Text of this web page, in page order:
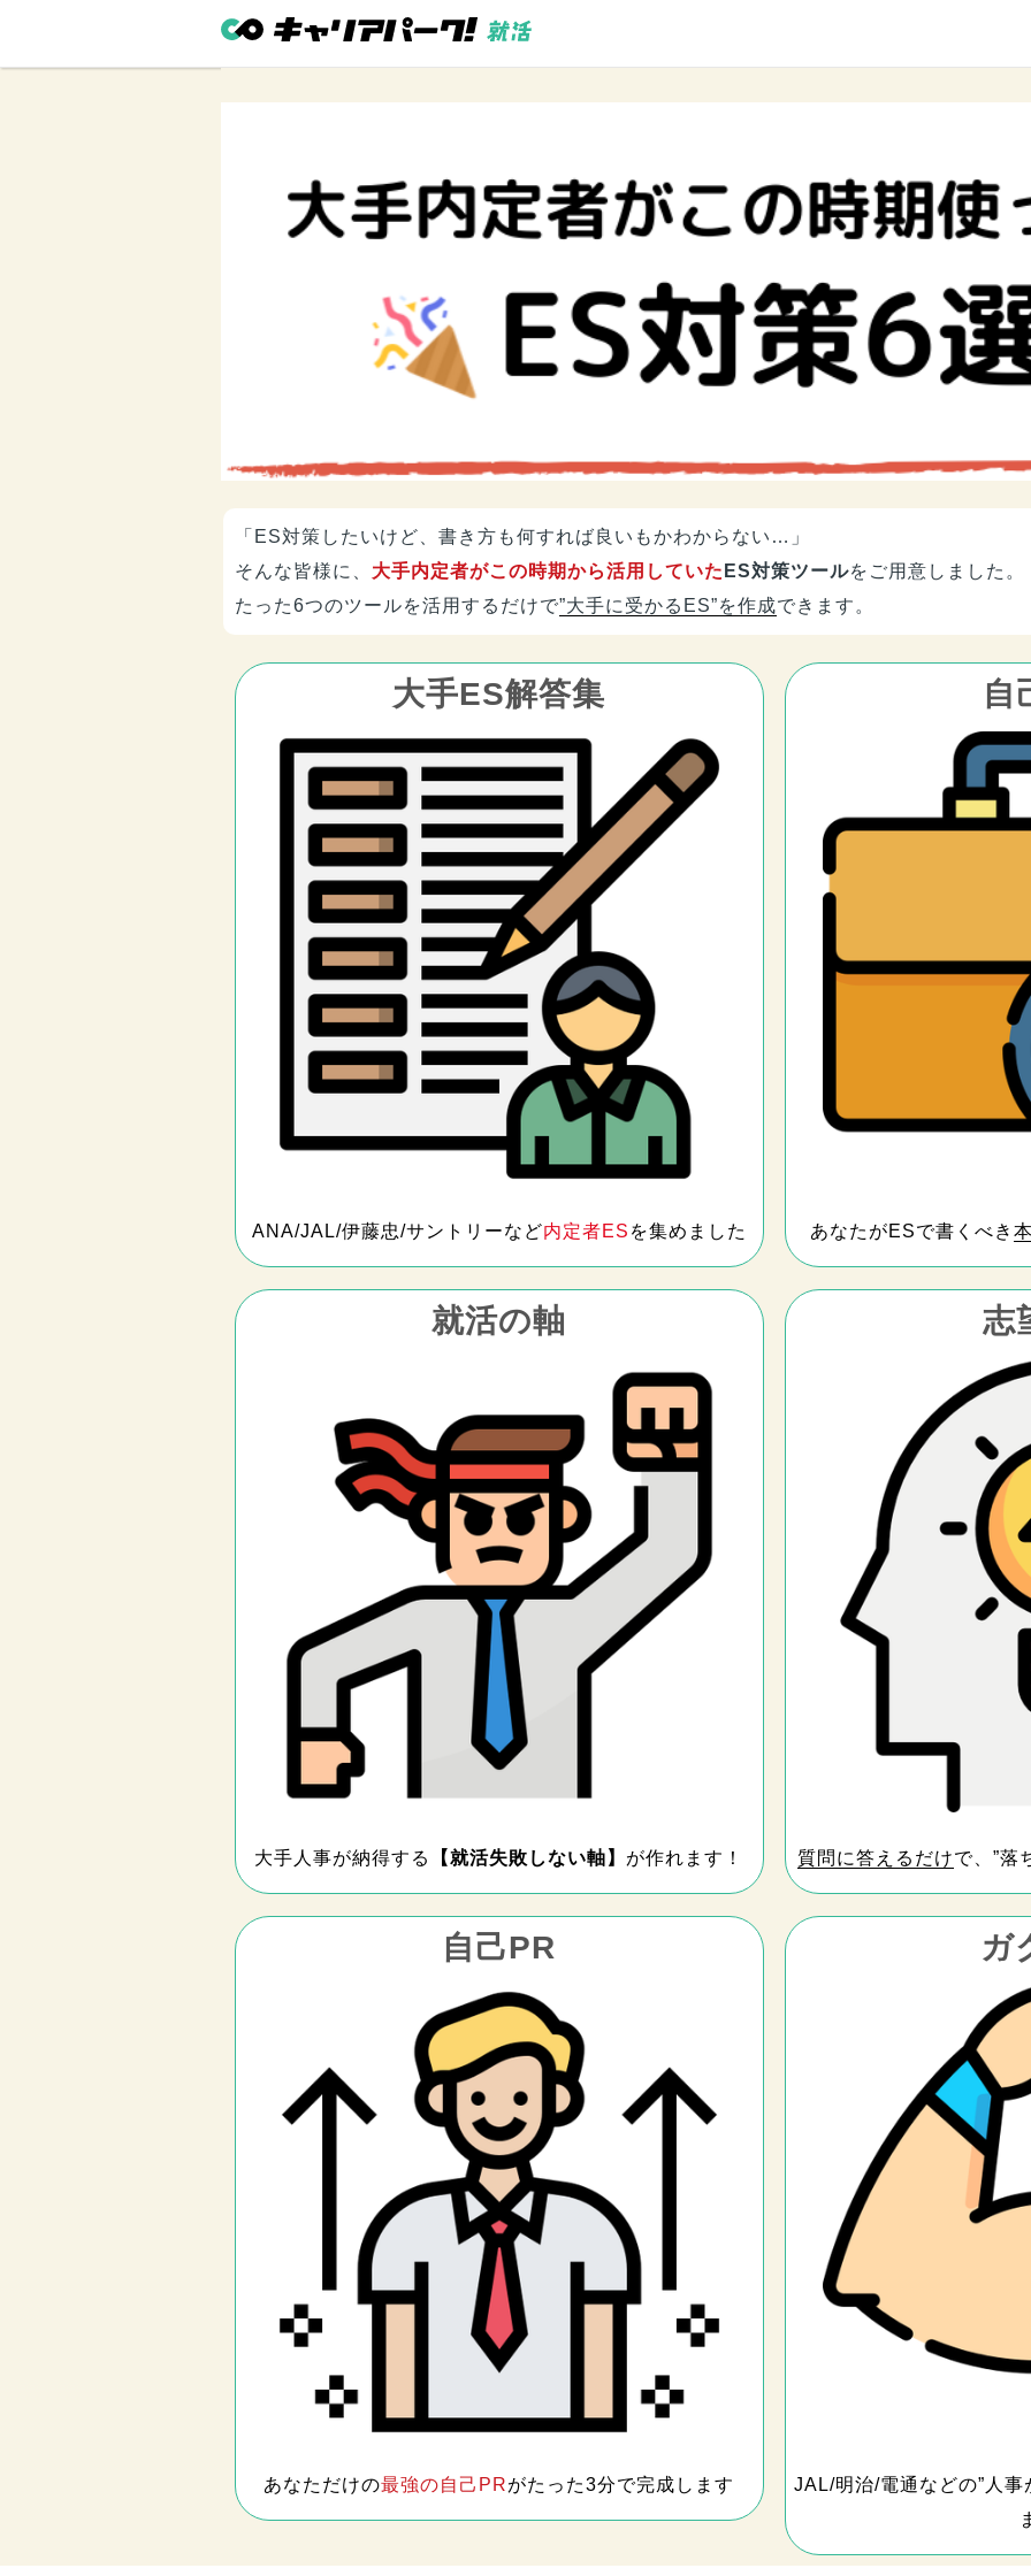
「ES対策したいけど、書き方も何すれば良いもかわからない…」
そんな皆様に、 大手内定者がこの時期から活用していた ES対策ツールをご用意しました。
たった6つのツールを活用するだけで”大手に受かるES”を作成できます。
大手ES解答集
ANA/JAL/伊藤忠/サントリーなど内定者ES を集めました
自
あなたがESで書くべき
就活の軸
大手人事が納得する 【就活失敗しない軸】 が作れます！
志
質問に答えるだけで、”落
自己PR
あなただけの最強の自己PRがたった3分で完成します
ガ
JAL/明治/電通などの”人